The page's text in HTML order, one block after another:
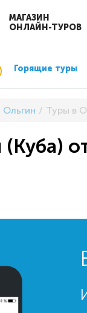
МАГАЗИН
ОНЛАЙН-ТУРОВ
Горящие туры
Ольгин Туры в